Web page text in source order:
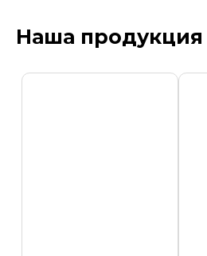
Наша продукция